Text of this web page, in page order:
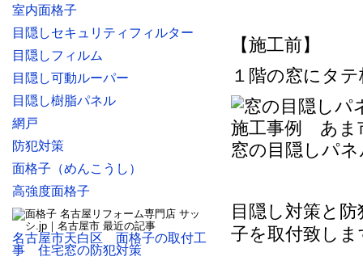
【施工前】
１階の窓にタ
窓の目隠しパ
目隠し対策と
子を取付致しま
室内面格子
目隠しセキュリティフィルター
目隠しフィルム
目隠し可動ルーパー
目隠し樹脂パネル
網戸
防犯対策
面格子（めんこうし）
高強度面格子
名古屋市天白区 面格子の取付工
事 住宅窓の防犯対策